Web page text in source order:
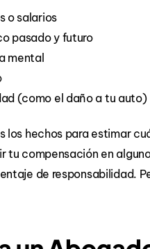
o salarios
pasado y futuro
mental
(como el daño a tu auto)
los hechos para estimar
tu compensación en
de responsabilidad.